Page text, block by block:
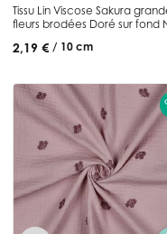
Tissu Lin Viscose Sakura
fleurs brodées Doré sur fond
2,19 € / 10 cm